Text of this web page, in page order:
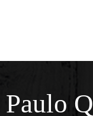
Paulo